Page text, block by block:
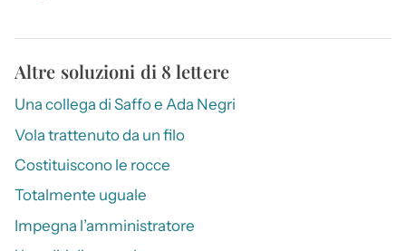
Altre soluzioni di 8 lettere
Una collega di Saffo e Ada Negri
Vola trattenuto da un filo
Costituiscono le rocce
Totalmente uguale
Impegna l’amministratore